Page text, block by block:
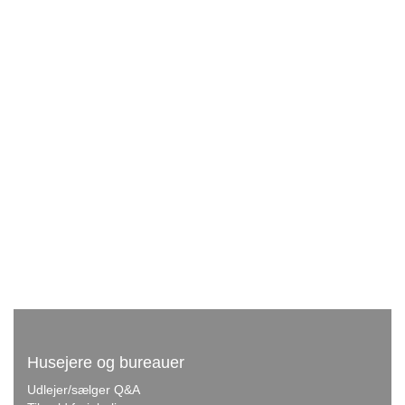
Husejere og bureauer
Udlejer/sælger Q&A